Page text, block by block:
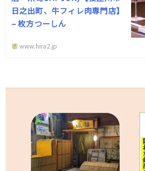
日之出町、牛フィレ肉専門店】
– 枚方つーしん
www.hira2.jp